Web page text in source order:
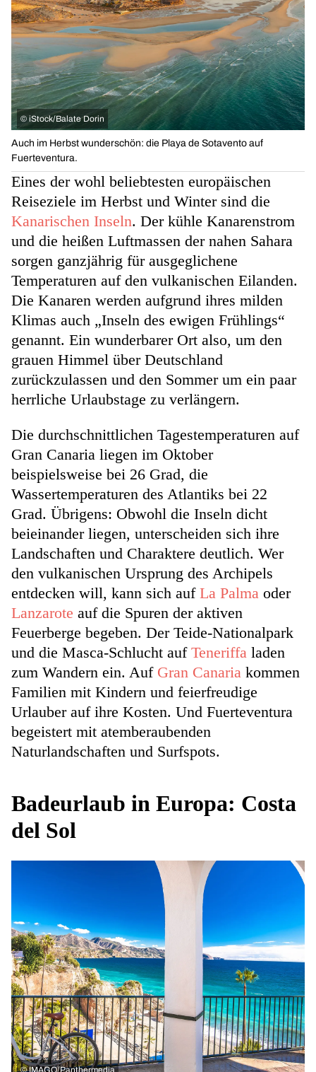
© iStock/Balate Dorin
Auch im Herbst wunderschön: die Playa de Sotavento auf
Fuerteventura.
Eines der wohl beliebtesten europäischen
Reiseziele im Herbst und Winter sind die
Kanarischen Inseln. Der kühle Kanarenstrom
und die heißen Luftmassen der nahen Sahara
sorgen ganzjährig für ausgeglichene
Temperaturen auf den vulkanischen Eilanden.
Die Kanaren werden aufgrund ihres milden
Klimas auch „Inseln des ewigen Frühlings“
genannt. Ein wunderbarer Ort also, um den
grauen Himmel über Deutschland
zurückzulassen und den Sommer um ein paar
herrliche Urlaubstage zu verlängern.
Die durchschnittlichen Tagestemperaturen auf
Gran Canaria liegen im Oktober
beispielsweise bei 26 Grad, die
Wassertemperaturen des Atlantiks bei 22
Grad. Übrigens: Obwohl die Inseln dicht
beieinander liegen, unterscheiden sich ihre
Landschaften und Charaktere deutlich. Wer
den vulkanischen Ursprung des Archipels
entdecken will, kann sich auf La Palma oder
Lanzarote auf die Spuren der aktiven
Feuerberge begeben. Der Teide-Nationalpark
und die Masca-Schlucht auf Teneriffa laden
zum Wandern ein. Auf Gran Canaria kommen
Familien mit Kindern und feierfreudige
Urlauber auf ihre Kosten. Und Fuerteventura
begeistert mit atemberaubenden
Naturlandschaften und Surfspots.
Badeurlaub in Europa: Costa
del Sol
© IMAGO/Panthermedia